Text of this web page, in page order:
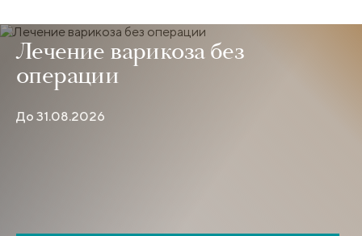
Лечение варикоза без
операции
До 31.08.2026